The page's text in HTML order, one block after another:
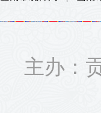
主办：